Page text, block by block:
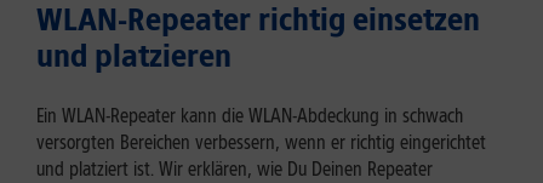
WLAN-Repeater richtig einsetzen
und platzieren
Ein WLAN-Repeater kann die WLAN-Abdeckung in schwach
versorgten Bereichen verbessern, wenn er richtig eingerichtet
und platziert ist. Wir erklären, wie Du Deinen Repeater